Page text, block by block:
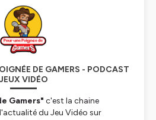
DE GAMERS - PODCAST
VIDÉO
Gamers" c'est la chaine
du Jeu Vidéo sur